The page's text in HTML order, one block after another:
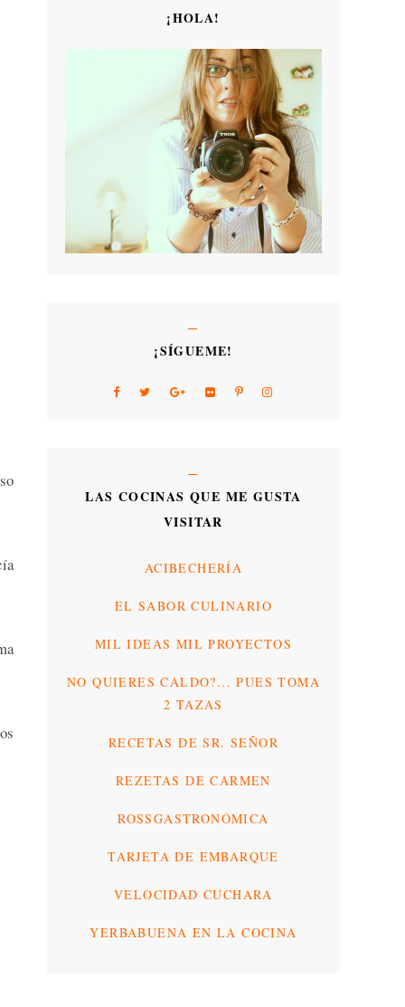
¡HOLA!
¡SÍGUEME!
LAS COCINAS QUE ME GUSTA
VISITAR
ACIBECHERÍA
EL SABOR CULINARIO
MIL IDEAS MIL PROYECTOS
NO QUIERES CALDO?... PUES TOMA
2 TAZAS
RECETAS DE SR. SEÑOR
REZETAS DE CARMEN
ROSSGASTRONÓMICA
TARJETA DE EMBARQUE
VELOCIDAD CUCHARA
YERBABUENA EN LA COCINA